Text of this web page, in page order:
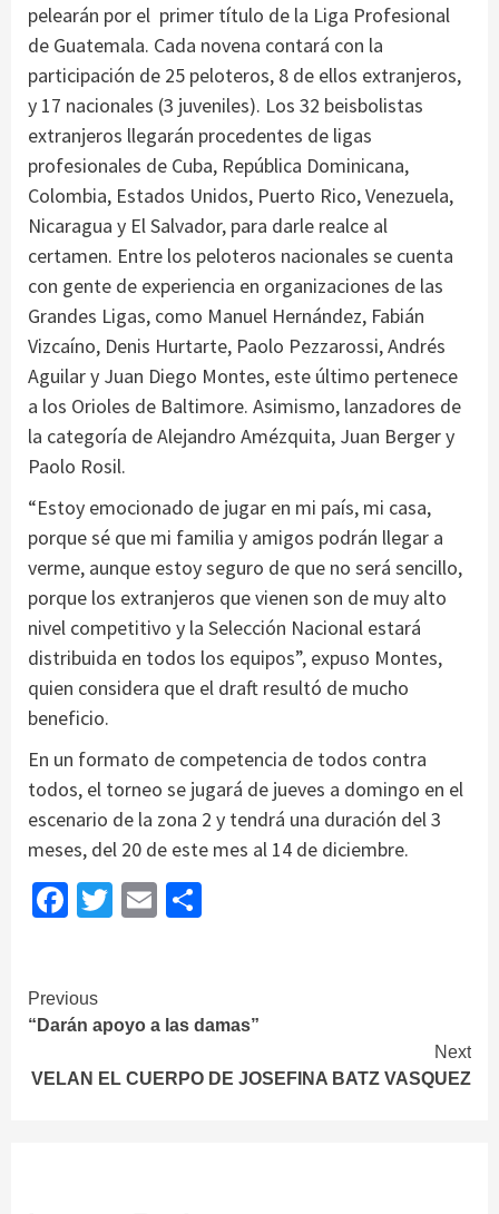
pelearán por el primer título de la Liga Profesional
de Guatemala. Cada novena contará con la
participación de 25 peloteros, 8 de ellos extranjeros,
y 17 nacionales (3 juveniles). Los 32 beisbolistas
extranjeros llegarán procedentes de ligas
profesionales de Cuba, República Dominicana,
Colombia, Estados Unidos, Puerto Rico, Venezuela,
Nicaragua y El Salvador, para darle realce al
certamen. Entre los peloteros nacionales se cuenta
con gente de experiencia en organizaciones de las
Grandes Ligas, como Manuel Hernández, Fabián
Vizcaíno, Denis Hurtarte, Paolo Pezzarossi, Andrés
Aguilar y Juan Diego Montes, este último pertenece
a los Orioles de Baltimore. Asimismo, lanzadores de
la categoría de Alejandro Amézquita, Juan Berger y
Paolo Rosil.
“Estoy emocionado de jugar en mi país, mi casa,
porque sé que mi familia y amigos podrán llegar a
verme, aunque estoy seguro de que no será sencillo,
porque los extranjeros que vienen son de muy alto
nivel competitivo y la Selección Nacional estará
distribuida en todos los equipos”, expuso Montes,
quien considera que el draft resultó de mucho
beneficio.
En un formato de competencia de todos contra
todos, el torneo se jugará de jueves a domingo en el
escenario de la zona 2 y tendrá una duración del 3
meses, del 20 de este mes al 14 de diciembre.
Facebook
Twitter
Email
Continue
Reading
Previous
“Darán apoyo a las damas”
Next
VELAN EL CUERPO DE JOSEFINA BATZ VASQUEZ